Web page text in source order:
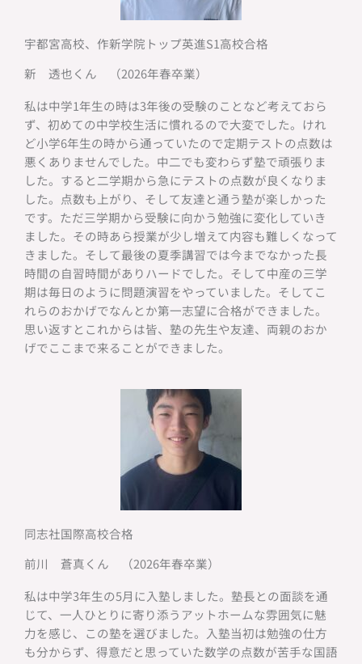
宇都宮高校、作新学院トップ英進S1高校合格
新 透也くん （2026年春卒業）
私は中学1年生の時は3年後の受験のことなど考えておら
ず、初めての中学校生活に慣れるので大変でした。けれ
ど小学6年生の時から通っていたので定期テストの点数は
悪くありませんでした。中二でも変わらず塾で頑張りま
した。すると二学期から急にテストの点数が良くなりま
した。点数も上がり、そして友達と通う塾が楽しかった
です。ただ三学期から受験に向かう勉強に変化していき
ました。その時あら授業が少し増えて内容も難しくなって
きました。そして最後の夏季講習では今までなかった長
時間の自習時間がありハードでした。そして中産の三学
期は毎日のように問題演習をやっていました。そしてこ
れらのおかげでなんとか第一志望に合格ができました。
思い返すとこれからは皆、塾の先生や友達、両親のおか
げでここまで来ることができました。
同志社国際高校合格
前川 蒼真くん （2026年春卒業）
私は中学3年生の5月に入塾しました。塾長との面談を通
じて、一人ひとりに寄り添うアットホームな雰囲気に魅
力を感じ、この塾を選びました。入塾当初は勉強の仕方
も分からず、得意だと思っていた数学の点数が苦手な国語